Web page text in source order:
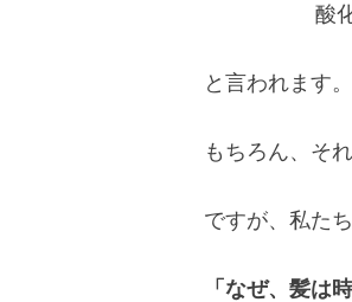
酸
と言われます。
もちろん、そ
ですが、私た
「なぜ、髪は